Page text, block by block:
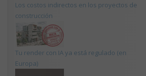
Los costos indirectos en los proyectos de
construcción
Tu render con IA ya está regulado (en
Europa)